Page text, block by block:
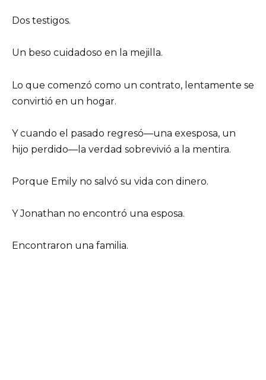
Dos testigos.
Un beso cuidadoso en la mejilla.
Lo que comenzó como un contrato, lentamente se
convirtió en un hogar.
Y cuando el pasado regresó—una exesposa, un
hijo perdido—la verdad sobrevivió a la mentira.
Porque Emily no salvó su vida con dinero.
Y Jonathan no encontró una esposa.
Encontraron una familia.